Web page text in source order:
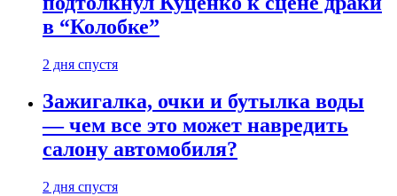
в “Колобке”
2 дня спустя
Зажигалка, очки и бутылка воды
— чем все это может навредить
салону автомобиля?
2 дня спустя